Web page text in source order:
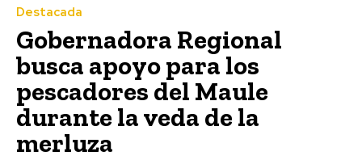
Destacada
Gobernadora Regional
busca apoyo para los
pescadores del Maule
durante la veda de la
merluza